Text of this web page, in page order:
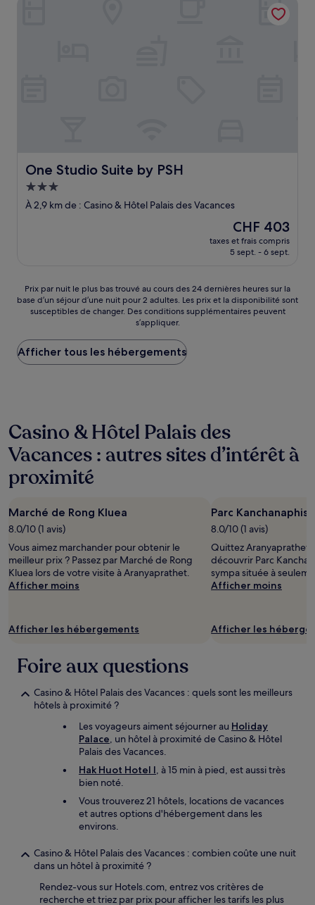
CHF 25
One Studio Suite by PSH
One Studio Suite by PSH
Hébergement
3.0 étoiles
À 2,9 km de : Casino & Hôtel Palais des Vacances
Le
nouveau
prix
CHF 403
CHF 403
taxes et frais compris
5 sept. - 6 sept.
Prix
par
nuit
plus
bas
trouvé
heures
sur
la
d’un
nuit
pour
2 adultes.
Les
prix
et
la
susceptibles
changer.
Des
supplémentaires
peuvent
Prix par nuit le plus bas trouvé au cours des 24 dernières heures sur la
base d’un séjour d’une nuit pour 2 adultes. Les prix et la disponibilité sont
susceptibles de changer. Des conditions supplémentaires peuvent
s’appliquer.
Afficher tous les hébergements
Casino & Hôtel Palais des
Vacances : autres sites d’intérêt à
proximité
Marché de Rong Kluea
8.0/10 (1 avis)
Vous aimez marchander pour obtenir le
meilleur prix ? Passez par Marché de Rong
Kluea lors de votre visite à Aranyaprathet.
Afficher moins
Afficher les hébergements
Parc
8.0/10 (1 avis)
Quittez Aranyaprathet
découvrir Parc
sympa située à
Afficher moins
Afficher les
Foire aux questions
Casino & Hôtel Palais des Vacances : quels sont les meilleurs
hôtels à proximité ?
Les voyageurs aiment séjourner au Holiday
Palace, un hôtel à proximité de Casino & Hôtel
Palais des Vacances.
Hak Huot Hotel I, à 15 min à pied, est aussi très
bien noté.
Vous trouverez 21 hôtels, locations de vacances
et autres options d'hébergement dans les
environs.
Casino & Hôtel Palais des Vacances : combien coûte une nuit
dans un hôtel à proximité ?
Rendez-vous sur Hotels.com, entrez vos critères de
recherche et triez par prix pour afficher les tarifs les plus